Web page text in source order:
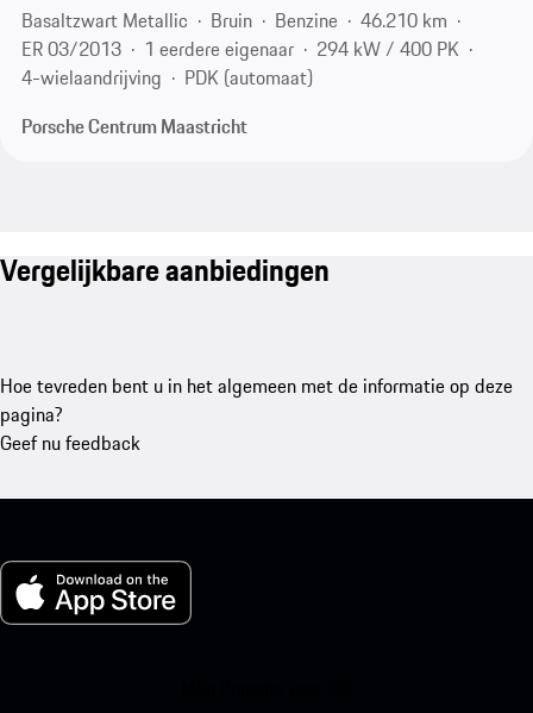
Basaltzwart Metallic
Bruin Benzine
46.210 km
ER 03/2013
1 eerdere eigenaar
294 kW / 400 PK
4-wielaandrijving
PDK (automaat)
Porsche Centrum Maastricht
Vergelijkbare aanbiedingen
Hoe tevreden bent u in het algemeen met de informatie op deze
pagina?
Geef nu feedback